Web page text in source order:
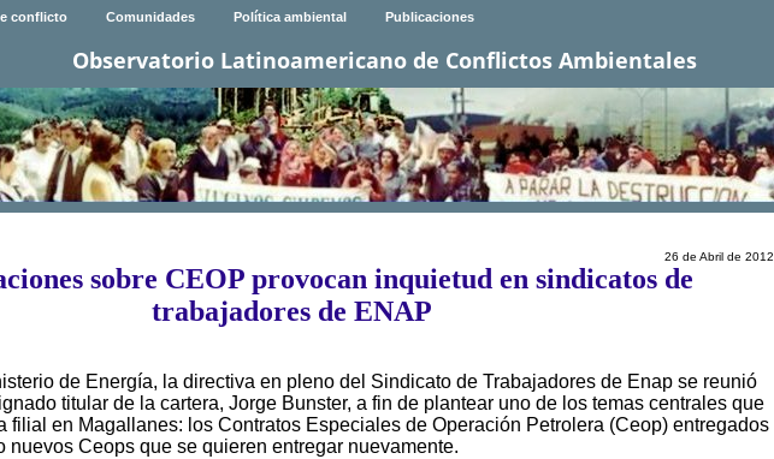
conflicto Comunidades Política ambiental Publicaciones
Observatorio Latinoamericano de Conflictos Ambientales
26 de Abril de 2012
sobre CEOP provocan inquietud en sindicatos de
trabajadores de ENAP
de Energía, la directiva en pleno del Sindicato de Trabajadores de Enap se reunió
titular de la cartera, Jorge Bunster, a fin de plantear uno de los temas centrales que
filial en Magallanes: los Contratos Especiales de Operación Petrolera (Ceop) entregados
nuevos Ceops que se quieren entregar nuevamente.